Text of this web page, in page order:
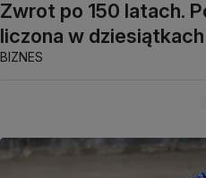
Zwrot po 150 latach.
liczona w
BIZNES